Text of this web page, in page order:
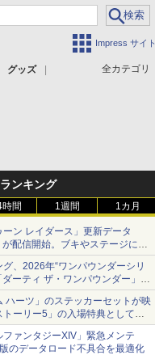
Impress サイト
全カテゴリ
グッズ
ンキング
時間 1週間 1カ月
ーン レイダース」更新データ
が配信開始。ブキやステージに関
修正
、2026年“ワンパウンダーシリ
ダーティ ザ・ワンパウンダー」を
ックマヨソース」を使用した超大
ー
ハーツ」のステッカーセットが映
トーリー5」の入場特典として配
り先着・数量限定で配布
ファンタジーXIV」緊急メンテ
のデータロード不具合を最適化